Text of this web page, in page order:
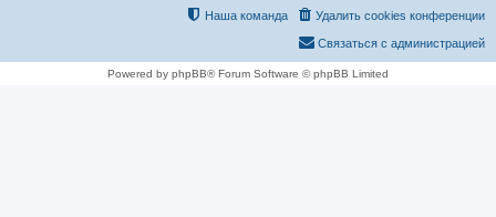
Удалить cookies конференции
Наша команда
Связаться с администрацией
Powered by phpBB® Forum Software © phpBB Limited